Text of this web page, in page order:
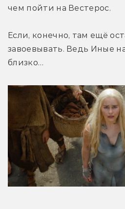
чем пойти на Вестерос.
Если, конечно, там ещё
завоевывать. Ведь Иные
близко…